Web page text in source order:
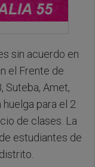
sin acuerdo en
el Frente de
Suteba, Amet,
para el 2
de clases. La
estudiantes de